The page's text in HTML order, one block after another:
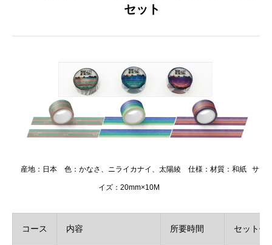
セット
産地：日本 色：かなさ、ニライカナイ、太陽綾 仕様：材質：和紙 サ
イズ：20mm×10M
コース 内容 所要時間 セット価